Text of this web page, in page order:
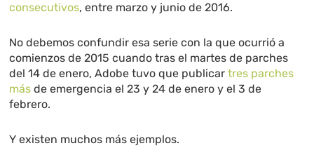
consecutivos, entre marzo y junio de 2016.
No debemos confundir esa serie con la que ocurrió a
comienzos de 2015 cuando tras el martes de parches
del 14 de enero, Adobe tuvo que publicartres parches
más de emergencia el 23 y 24 de enero y el 3 de
febrero.
Y existen muchos más ejemplos.